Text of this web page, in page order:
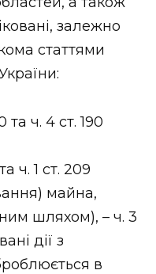
залежно
статтями
та ч. 4 ст. 190
ч. 1 ст. 209
майна,
шляхом), – ч. 3
дії з
в